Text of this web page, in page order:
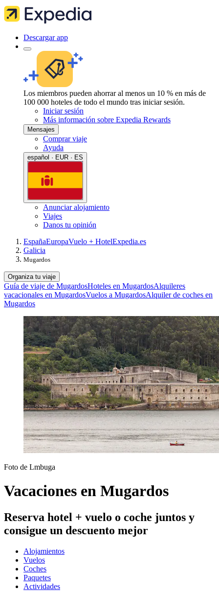
Descargar app
Los miembros pueden ahorrar al menos un 10 % en más de
100 000 hoteles de todo el mundo tras iniciar sesión.
Iniciar sesión
Más información sobre Expedia Rewards
Mensajes
Comprar viaje
Ayuda
español · EUR · ES
Anunciar alojamiento
Viajes
Danos tu opinión
EspañaEuropaVuelo + HotelExpedia.es
Galicia
Mugardos
Organiza tu viaje
Guía de viaje de MugardosHoteles en MugardosAlquileres
vacacionales en MugardosVuelos a MugardosAlquiler de coches en
Mugardos
Foto de Lmbuga
Vacaciones en Mugardos
Reserva hotel + vuelo o coche juntos y
consigue un descuento mejor
Alojamientos
Vuelos
Coches
Paquetes
Actividades